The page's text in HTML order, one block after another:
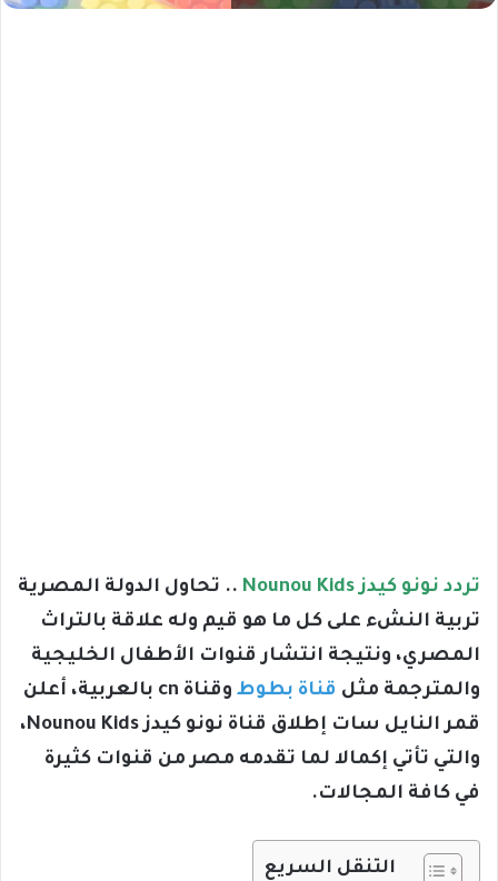
تردد نونو كيدز Nounou Kids
.. تحاول الدولة المصرية
تربية النشء على كل ما هو قيم وله علاقة بالتراث
المصري، ونتيجة انتشار قنوات الأطفال الخليجية
والمترجمة مثل قناة بطوط
وقناة cn بالعربية، أعلن
قمر النايل سات إطلاق قناة نونو كيدز Nounou Kids،
والتي تأتي إكمالا لما تقدمه مصر من قنوات كثيرة
في كافة المجالات.
التنقل السريع